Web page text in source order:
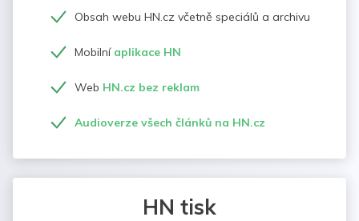
Obsah webu HN.cz včetně speciálů a archivu
Mobilní aplikace HN
Web HN.cz bez reklam
Audioverze všech článků na HN.cz
HN tisk